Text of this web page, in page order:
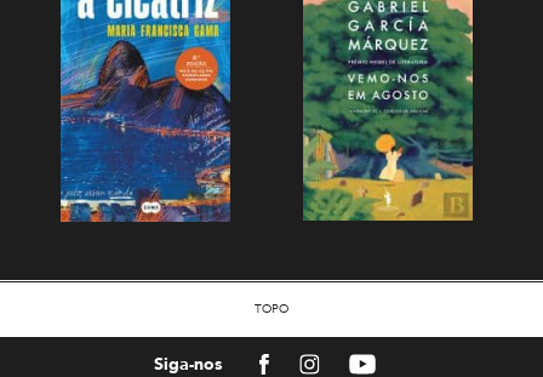
TOPO
Siga-nos FacebookInstagramYoutube